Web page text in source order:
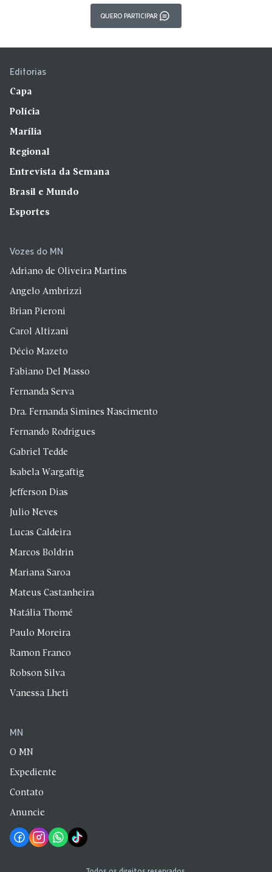
QUERO PARTICIPAR
Editorias
Capa
Polícia
Marília
Regional
Entrevista da Semana
Brasil e Mundo
Esportes
Vozes do MN
Adriano de Oliveira Martins
Angelo Ambrizzi
Brian Pieroni
Carol Altizani
Décio Mazeto
Fabiano Del Masso
Fernanda Serva
Dra. Fernanda Simines Nascimento
Fernando Rodrigues
Gabriel Tedde
Isabela Wargaftig
Jefferson Dias
Julio Neves
Lucas Caldeira
Marcos Boldrin
Mariana Saroa
Mateus Castanheira
Natália Thomé
Paulo Moreira
Ramon Franco
Robson Silva
Vanessa Lheti
MN
O MN
Expediente
Contato
Anuncie